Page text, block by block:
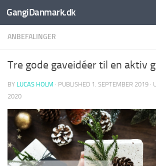
Skip to content
GangiDanmark.dk
ANBEFALINGER
Tre gode gaveidéer til en aktiv
BY LUCAS HOLM · PUBLISHED 1. SEPTEMBER 2019 ·
2020